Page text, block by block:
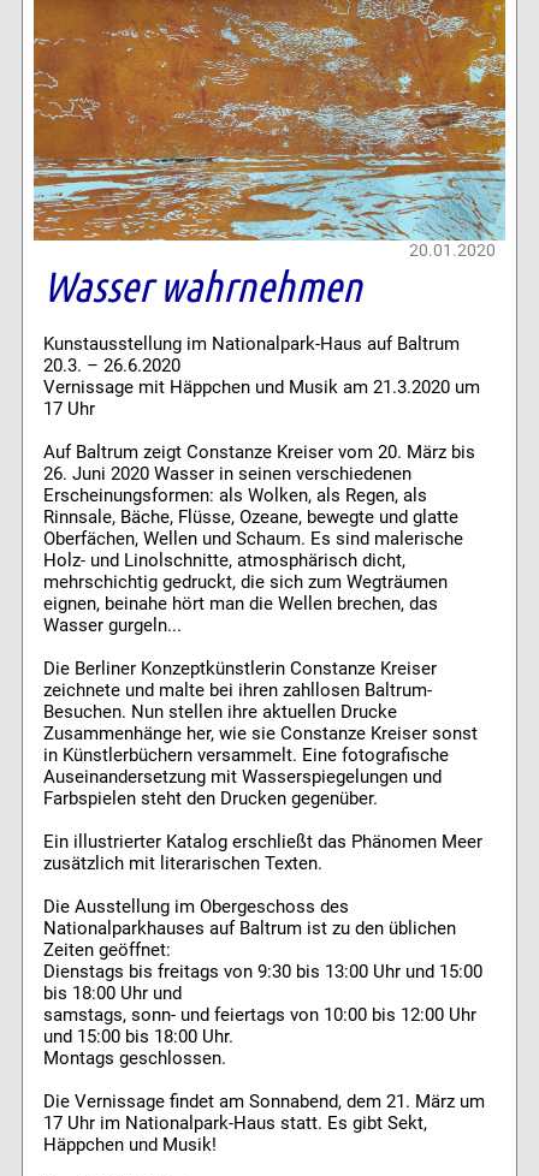
20.01.2020
Wasser wahrnehmen
Kunstausstellung im Nationalpark-Haus auf Baltrum
20.3. – 26.6.2020
Vernissage mit Häppchen und Musik am 21.3.2020 um
17 Uhr
Auf Baltrum zeigt Constanze Kreiser vom 20. März bis
26. Juni 2020 Wasser in seinen verschiedenen
Erscheinungsformen: als Wolken, als Regen, als
Rinnsale, Bäche, Flüsse, Ozeane, bewegte und glatte
Oberfächen, Wellen und Schaum. Es sind malerische
Holz- und Linolschnitte, atmosphärisch dicht,
mehrschichtig gedruckt, die sich zum Wegträumen
eignen, beinahe hört man die Wellen brechen, das
Wasser gurgeln...
Die Berliner Konzeptkünstlerin Constanze Kreiser
zeichnete und malte bei ihren zahllosen Baltrum-
Besuchen. Nun stellen ihre aktuellen Drucke
Zusammenhänge her, wie sie Constanze Kreiser sonst
in Künstlerbüchern versammelt. Eine fotografische
Auseinandersetzung mit Wasserspiegelungen und
Farbspielen steht den Drucken gegenüber.
Ein illustrierter Katalog erschließt das Phänomen Meer
zusätzlich mit literarischen Texten.
Die Ausstellung im Obergeschoss des
Nationalparkhauses auf Baltrum ist zu den üblichen
Zeiten geöffnet:
Dienstags bis freitags von 9:30 bis 13:00 Uhr und 15:00
bis 18:00 Uhr und
samstags, sonn- und feiertags von 10:00 bis 12:00 Uhr
und 15:00 bis 18:00 Uhr.
Montags geschlossen.
Die Vernissage findet am Sonnabend, dem 21. März um
17 Uhr im Nationalpark-Haus statt. Es gibt Sekt,
Häppchen und Musik!